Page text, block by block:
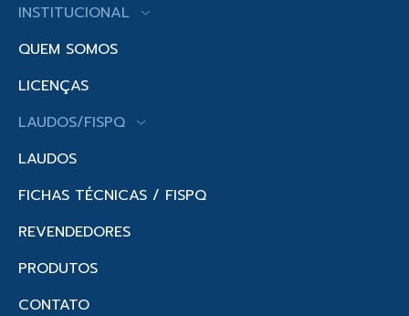
INSTITUCIONAL
QUEM SOMOS
LICENÇAS
LAUDOS/FISPQ
LAUDOS
FICHAS TÉCNICAS / FISPQ
REVENDEDORES
PRODUTOS
CONTATO